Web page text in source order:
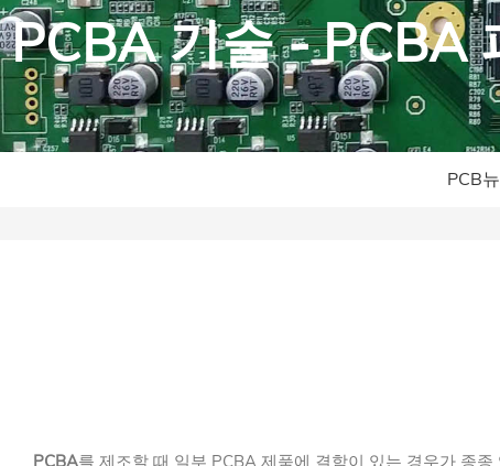
PCBA 기술 - PCBA
PCB
PCBA를 제조할 때 일부 PCBA 제품에 결함이 있는 경우가 종종